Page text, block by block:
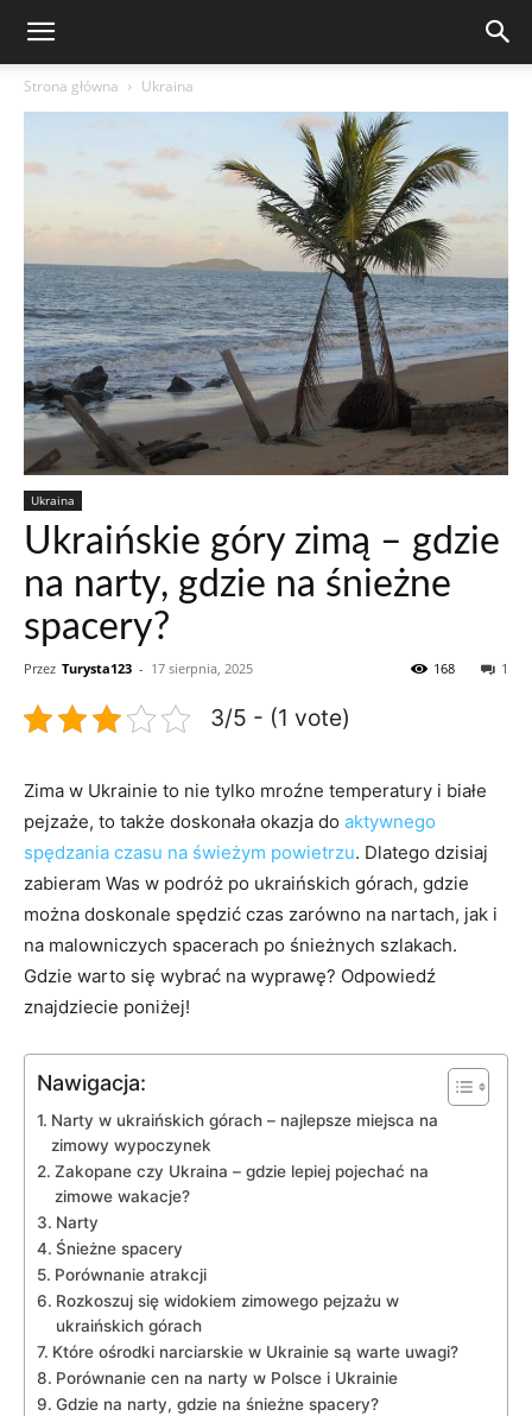
Strona główna Ukraina
Ukraina
Ukraińskie góry zimą – gdzie
na narty, gdzie na śnieżne
spacery?
Przez Turysta123 - 17 sierpnia, 2025 1
168
3/5 - (1 vote)
Zima w ​Ukrainie to nie tylko mroźne temperatury ‍i białe
pejzaże, to także doskonała okazja do aktywnego
spędzania czasu ⁣na świeżym powietrzu. Dlatego dzisiaj ​
zabieram Was w podróż po ⁣ukraińskich górach, gdzie
można doskonale ⁢spędzić czas zarówno‍ na nartach, jak i⁤
na malowniczych spacerach‌ po śnieżnych szlakach.
Gdzie warto się wybrać na wyprawę? Odpowiedź
znajdziecie ⁢poniżej!
Nawigacja:
Narty w ukraińskich górach – najlepsze miejsca na
zimowy wypoczynek
Zakopane⁢ czy ‌Ukraina⁣ –⁢ gdzie lepiej pojechać na
zimowe wakacje?
Narty
Śnieżne spacery
Porównanie atrakcji
Rozkoszuj się widokiem zimowego pejzażu w
ukraińskich górach
Które ośrodki narciarskie‍ w Ukrainie są warte uwagi?
Porównanie cen na narty w Polsce ⁤i ⁣Ukrainie
Gdzie ⁤na​ narty, gdzie⁢ na śnieżne spacery?